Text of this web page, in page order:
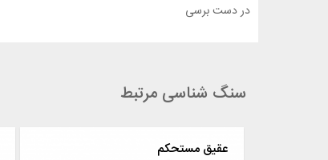
در دست برسی
سنگ شناسی مرتبط
عقیق مستحکم